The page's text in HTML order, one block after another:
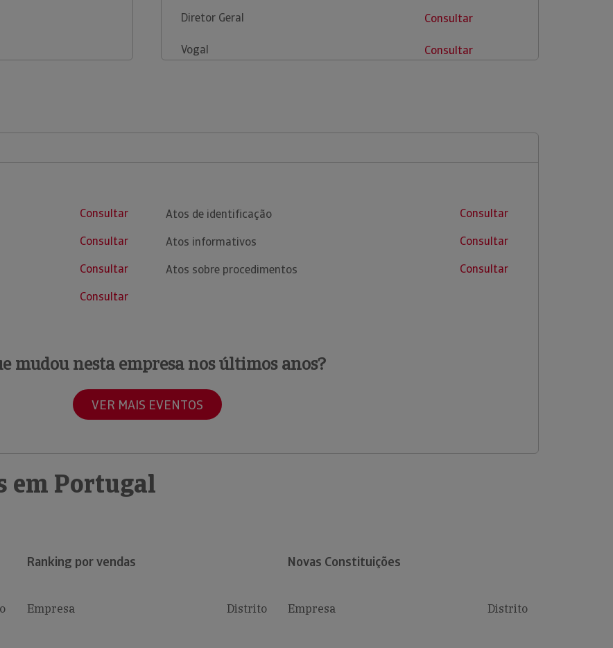
Diretor Geral Consultar
Vogal Consultar
Consultar
Consultar
Consultar
Consultar
Atos de identificação
Consultar
Atos informativos
Consultar
Atos sobre procedimentos
Consultar
mudou nesta empresa nos últimos anos?
VER MAIS EVENTOS
em Portugal
Ranking por vendas
Empresa Distrito
Novas Constituições
Empresa Distrito